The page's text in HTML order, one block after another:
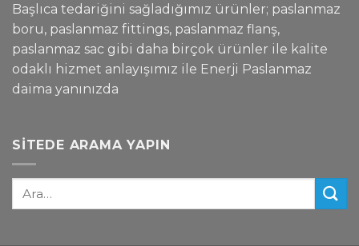
Başlıca tedariğini sağladığımız ürünler; paslanmaz
boru, paslanmaz fittings, paslanmaz flanş,
paslanmaz sac gibi daha birçok ürünler ile kalite
odaklı hizmet anlayışımız ile Enerji Paslanmaz
daima yanınızda
SITEDE ARAMA YAPIN